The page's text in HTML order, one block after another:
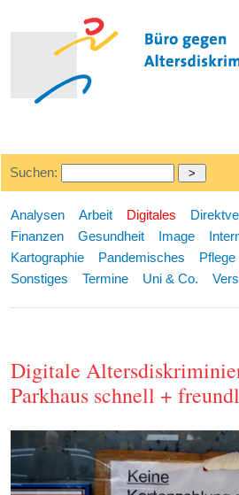
Suchen:
Analysen Arbeit Digitales
Finanzen
Gesundheit Image
Kartographie
Pandemisches Pflege
Sonstiges
Termine Uni & Co.
Digitale
Parkhaus schnell +